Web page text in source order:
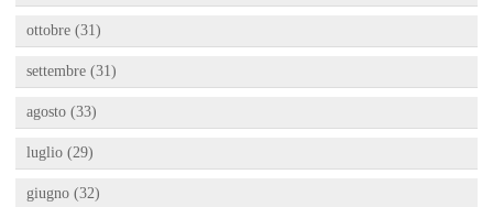
ottobre (31)
settembre (31)
agosto (33)
luglio (29)
giugno (32)